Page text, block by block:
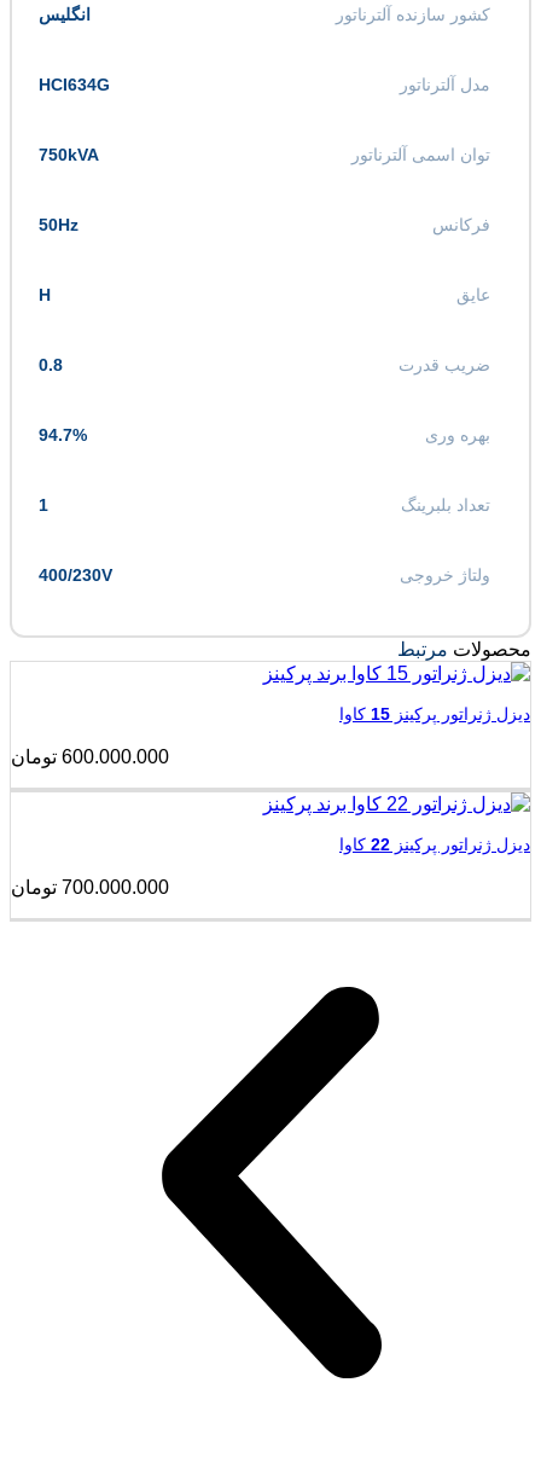
کشور سازنده آلترناتور انگلیس
مدل آلترناتور HCI634G
توان اسمی آلترناتور 750kVA
فرکانس 50Hz
عایق H
ضریب قدرت 0.8
بهره وری 94.7%
تعداد بلبرینگ 1
ولتاژ خروجی 400/230V
محصولات مرتبط
دیزل ژنراتور پرکینز 15 کاوا
600.000.000 تومان
دیزل ژنراتور پرکینز 22 کاوا
700.000.000 تومان